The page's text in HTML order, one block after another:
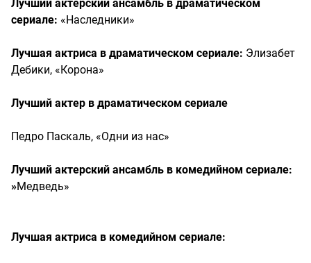
Лучший актерский ансамбль в драматическом
сериале: «Наследники»
Лучшая актриса в драматическом сериале: Элизабет
Дебики, «Корона»
Лучший актер в драматическом сериале
Педро Паскаль, «Одни из нас»
Лучший актерский ансамбль в комедийном сериале:
»Медведь»
Лучшая актриса в комедийном сериале: